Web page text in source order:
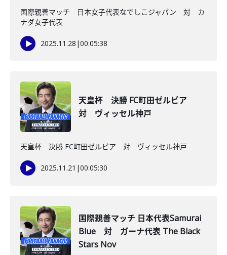
国際親善マッチ 日本女子代表なでしこジャパン 対 カ
ナダ女子代表
2025.11.28 |00:05:38
天皇杯 決勝 FC町田ゼルビア
対 ヴィッセル神戸
天皇杯 決勝 FC町田ゼルビア 対 ヴィッセル神戸
2025.11.21 |00:05:30
国際親善マッチ 日本代表Samurai
Blue 対 ガーナ代表 The Black
Stars Nov